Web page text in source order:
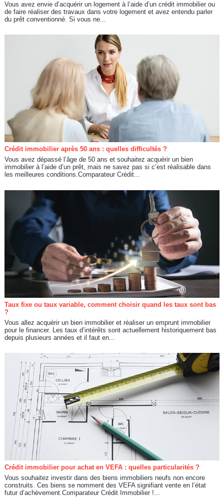
Vous avez envie d’acquérir un logement à l’aide d’un crédit immobilier ou
de faire réaliser des travaux dans votre logement et avez entendu parler
du prêt conventionné. Si vous ne...
Crédit immobilier après 50 ans : quelles difficultés ?
Vous avez dépassé l’âge de 50 ans et souhaitez acquérir un bien
immobilier à l’aide d’un prêt, mais ne savez pas si c’est réalisable dans
les meilleures conditions.Comparateur Crédit...
Taux fixe ou taux variable, comment choisir quand les taux sont bas
?
Vous allez acquérir un bien immobilier et réaliser un emprunt immobilier
pour le financer. Les taux d’intérêts sont actuellement historiquement bas
depuis plusieurs années et il faut en...
Crédit immobilier pour achat en VEFA : quelles particularités ?
Vous souhaitez investir dans des biens immobiliers neufs non encore
construits. Ces biens se nomment des VEFA signifiant vente en l’état
futur d’achèvement.Comparateur Crédit Immobilier !...